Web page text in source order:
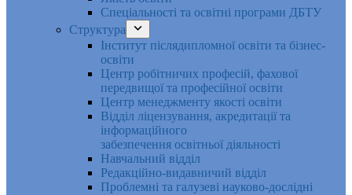
Спеціальності та освітні програми ДБТУ
Структура
Інститут післядипломної освіти та бізнес-
освіти
Центр робітничих професій, фахової
передвищої та професійної освіти
Центр менеджменту якості освіти
Відділ ліцензування, акредитації та
інформаційного
забезпечення освітньої діяльності
Навчальний відділ
Редакційно-видавничий відділ
Проблемні та галузеві науково-дослідні